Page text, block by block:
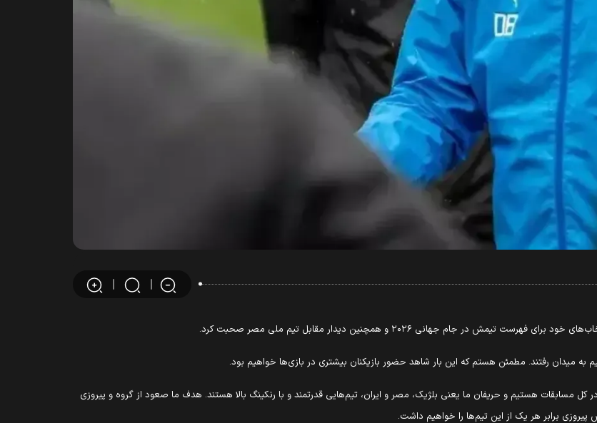
در جام جهانی ۲۰۲۶ و همچنین دیدار مقابل تیم ملی مصر صحبت کرد.
کل مسابقات هستیم و حریفان ما یعنی بلژیک، مصر و ایران، تیم‌هایی قدرتمند و با رنکینگ بالا هستند. هدف ما صعود از گروه و پیروزی
برابر هر یک از این تیم‌ها را خواهیم داشت.